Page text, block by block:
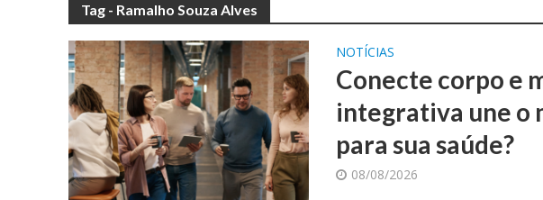
Tag - Ramalho Souza Alves
NOTÍCIAS
Conecte corpo e
integrativa une o
para sua saúde?
08/08/2026